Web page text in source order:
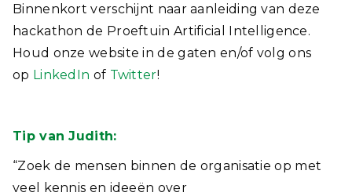
Binnenkort verschijnt naar aanleiding van deze
hackathon de Proeftuin Artificial Intelligence.
Houd onze website in de gaten en/of volg ons
op LinkedIn of Twitter!
Tip van Judith:
“Zoek de mensen binnen de organisatie op met
veel kennis en ideeën over